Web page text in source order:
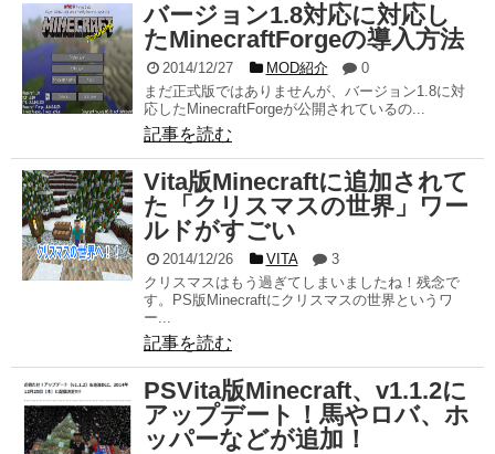
バージョン1.8対応に対応し
たMinecraftForgeの導入方法
2014/12/27 MOD紹介
0
まだ正式版ではありませんが、バージョン1.8に対
応したMinecraftForgeが公開されているの...
記事を読む
Vita版Minecraftに追加されて
た「クリスマスの世界」ワー
ルドがすごい
2014/12/26 VITA
3
クリスマスはもう過ぎてしまいましたね！残念で
す。PS版Minecraftにクリスマスの世界というワ
ー...
記事を読む
PSVita版Minecraft、v1.1.2に
アップデート！馬やロバ、ホ
ッパーなどが追加！